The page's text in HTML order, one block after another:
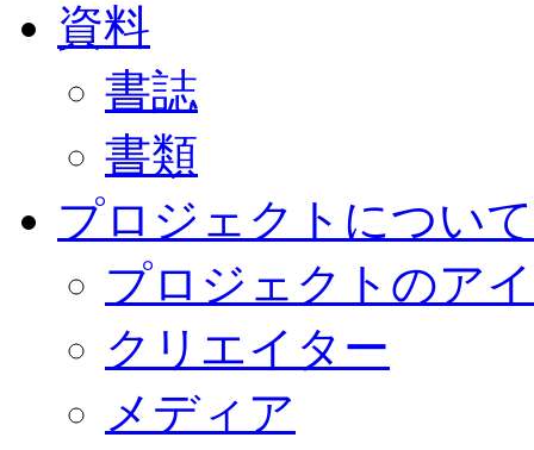
資料
書誌
書類
プロジェクトについて
プロジェクトのア
クリエイター
メディア